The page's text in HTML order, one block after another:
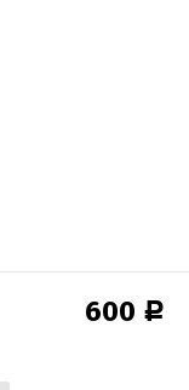
600 Р